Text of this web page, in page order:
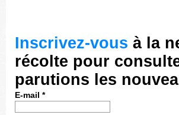
Inscrivez-vous à la
récolte pour
parutions les
E-mail *